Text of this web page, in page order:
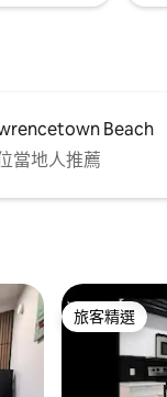
Beach
當地人推薦
旅客精選
旅客精選